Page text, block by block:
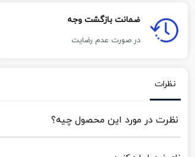
ضمانت بازگشت وجه
در صورت عدم رضایت
نظرات
نظرت در مورد این محصول چیه؟